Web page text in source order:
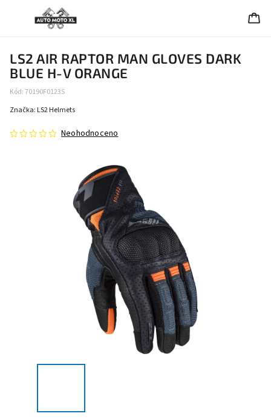
LS2 AIR RAPTOR MAN GLOVES DARK
BLUE H-V ORANGE
Kód:70190F0123S
Neohodnoceno
Značka: LS2 Helmets